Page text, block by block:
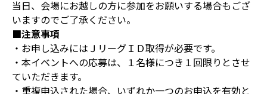
当日、会場にお越しの方に参加をお願いする場合もござ
いますのでご了承ください。
■注意事項
・お申し込みにはＪリーグＩＤ取得が必要です。
・本イベントへの応募は、１名様につき１回限りとさせ
ていただきます。
・重複申込された場合、いずれか一つのお申込を有効と